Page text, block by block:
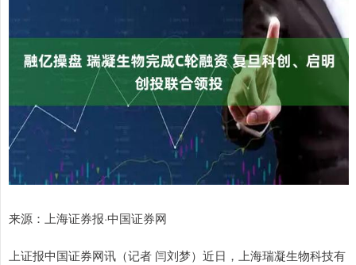
来源：上海证券报·中国证券网
上证报中国证券网讯（记者 闫刘梦）近日，上海瑞凝生物科技有